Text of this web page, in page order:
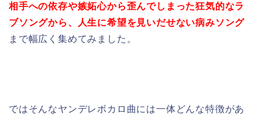
相手への依存や嫉妬心から歪んでしまった狂気的なラ
ブソングから、人生に希望を見いだせない病みソング
まで幅広く集めてみました。
ではそんなヤンデレボカロ曲には一体どんな特徴があ